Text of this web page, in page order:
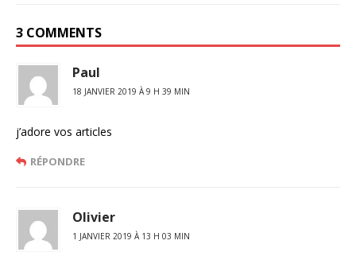
3 COMMENTS
Paul
18 JANVIER 2019 À 9 H 39 MIN
j’adore vos articles
RÉPONDRE
Olivier
1 JANVIER 2019 À 13 H 03 MIN